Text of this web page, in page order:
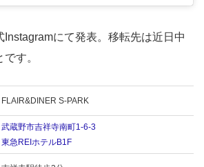
にて発表。移転先は近日中
す。
FLAIR&DINER S-PARK
武蔵野市吉祥寺南町1-6-3
東急REIホテルB1F